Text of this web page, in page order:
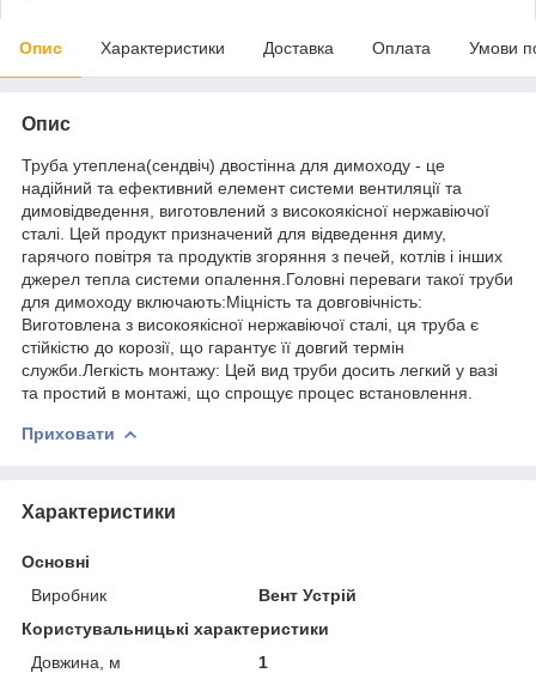
Опис Характеристики Доставка Оплата Умови
Опис
Труба утеплена(сендвіч) двостінна для димоходу - це
надійний та ефективний елемент системи вентиляції та
димовідведення, виготовлений з високоякісної нержавіючої
сталі. Цей продукт призначений для відведення диму,
гарячого повітря та продуктів згоряння з печей, котлів і інших
джерел тепла системи опалення.Головні переваги такої труби
для димоходу включають:Міцність та довговічність:
Виготовлена з високоякісної нержавіючої сталі, ця труба є
стійкістю до корозії, що гарантує її довгий термін
служби.Легкість монтажу: Цей вид труби досить легкий у вазі
та простий в монтажі, що спрощує процес встановлення.
Приховати
Характеристики
Основні
Виробник
Вент Устрій
Користувальницькі характеристики
Довжина, м
1